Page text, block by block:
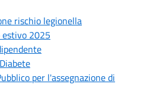
rischio legionella
2025
per l'assegnazione di